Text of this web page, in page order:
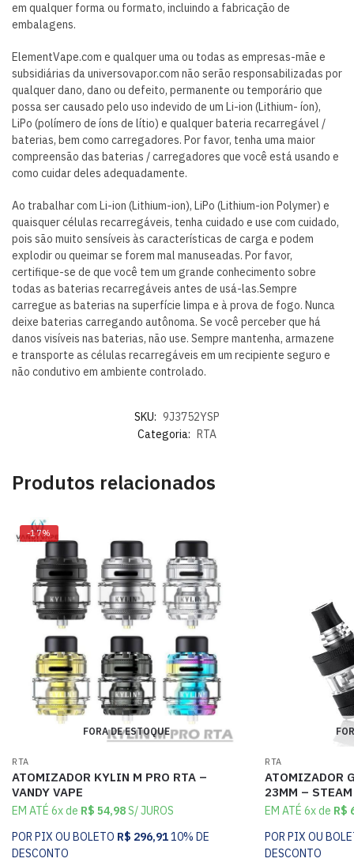
em qualquer forma ou formato, incluindo a fabricação de
embalagens.
ElementVape.com e qualquer uma ou todas as empresas-mãe e
subsidiárias da universovapor.com não serão responsabilizadas por
qualquer dano, dano ou defeito, permanente ou temporário que
possa ser causado pelo uso indevido de um Li-ion (Lithium- íon),
LiPo (polímero de íons de lítio) e qualquer bateria recarregável /
baterias, bem como carregadores. Por favor, tenha uma maior
compreensão das baterias / carregadores que você está usando e
como cuidar deles adequadamente.
Ao trabalhar com Li-ion (Lithium-ion), LiPo (Lithium-ion Polymer) e
quaisquer células recarregáveis, tenha cuidado e use com cuidado,
pois são muito sensíveis às características de carga e podem
explodir ou queimar se forem mal manuseadas. Por favor,
certifique-se de que você tem um grande conhecimento sobre
todas as baterias recarregáveis ​​antes de usá-las.Sempre
carregue as baterias na superfície limpa e à prova de fogo. Nunca
deixe baterias carregando autônoma. Se você perceber que há
danos visíveis nas baterias, não use. Sempre mantenha, armazene
e transporte as células recarregáveis ​​em um recipiente seguro e
não condutivo em ambiente controlado.
SKU: 9J3752YSP
Categoria: RTA
Produtos relacionados
-17%
FORA DE ESTOQUE
RTA
ATOMIZADOR KYLIN M PRO RTA –
VANDY VAPE
EM ATÉ 6x de R$ 54,98S/ JUROS
POR PIX OU BOLETO R$ 296,9110% DE
DESCONTO
RTA
ATOMIZADOR
23MM – STEAM
EM ATÉ 6x de R$
POR PIX OU
DESCONTO